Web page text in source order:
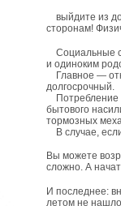
выйдите из
сторонам!
Социальные
и одиноким
Главное —
долгосрочный.
Потребление
бытового
тормозных
В случае,
Вы можете
сложно. А
И последнее:
летом не